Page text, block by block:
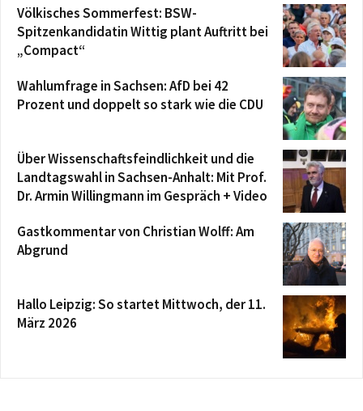
Völkisches Sommerfest: BSW-
Spitzenkandidatin Wittig plant Auftritt bei
„Compact“
Wahlumfrage in Sachsen: AfD bei 42
Prozent und doppelt so stark wie die CDU
Über Wissenschaftsfeindlichkeit und die
Landtagswahl in Sachsen-Anhalt: Mit Prof.
Dr. Armin Willingmann im Gespräch + Video
Gastkommentar von Christian Wolff: Am
Abgrund
Hallo Leipzig: So startet Mittwoch, der 11.
März 2026